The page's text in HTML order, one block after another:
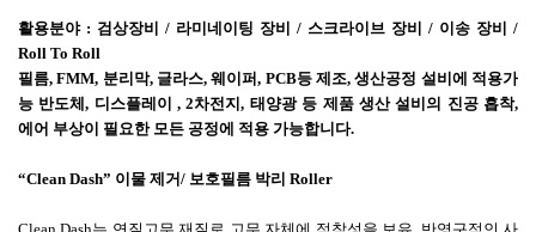
활용분야: 검상장비 / 라미네이팅 장비 / 스크라이브 장비 / 이송 장비
/
Roll To Roll
필름, FMM, 분리막, 글라스,웨이퍼, PCB등 제조,생산공정 설비에 적용가
능 반도체, 디스플레이 , 2차전지, 태양광 등 제품 생산 설비의 진공 흡착,
에어 부상이 필요한 모든 공정에 적용 가능합니다.
“Clean Dash” 이물 제거 / 보호필름 박리 Roller